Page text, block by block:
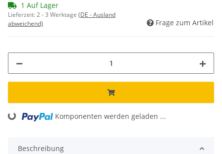
1 Auf Lager
Lieferzeit:2 - 3 Werktage (DE - Ausland
abweichend)
Frage zum Artikel
Loading... Komponenten werden geladen ...
Beschreibung